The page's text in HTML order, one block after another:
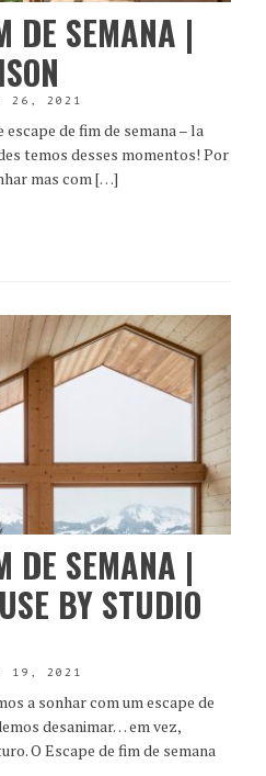
DE SEMANA |
26, 2021
de fim de semana – la
temos desses momentos! Por
mas com […]
DE SEMANA |
BY STUDIO
19, 2021
a sonhar com um escape de
desanimar… em vez,
O Escape de fim de semana